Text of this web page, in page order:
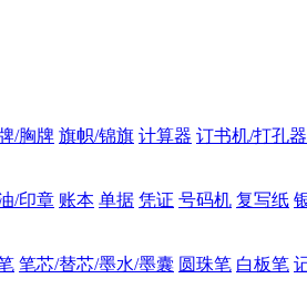
/胸牌 旗帜/锦旗 计算器 订书机/打孔器
/印章 账本 单据 凭证 号码机 复写纸
笔芯/替芯/墨水/墨囊 圆珠笔 白板笔